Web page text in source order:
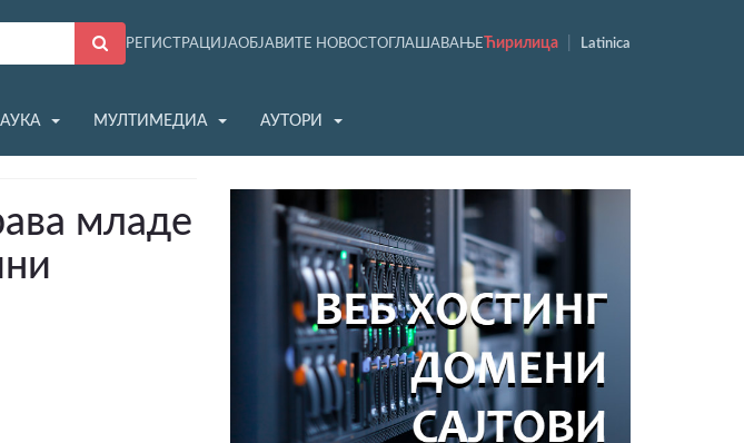
РЕГИСТРАЦИЈАОБЈАВИТЕ НОВОСТ ОГЛАШАВАЊЕ Ћирилица Latinica
МУЛТИМЕДИА АУТОРИ
младе